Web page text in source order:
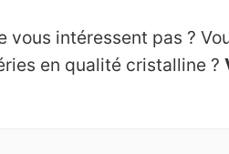
vous intéressent pas ?
en qualité cristalline ?